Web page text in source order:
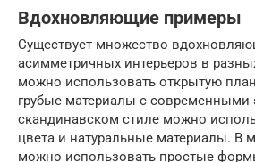
Вдохновляющие примеры
Существует множество
асимметричных интерьеров в
можно использовать открытую
грубые материалы с современными
скандинавском стиле можно
цвета и натуральные материалы. В
можно использовать простые